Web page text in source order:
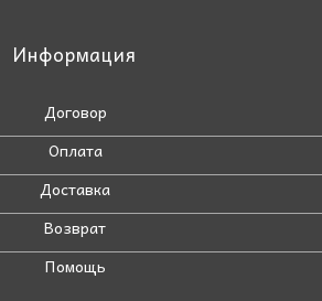
Информация
Договор
Оплата
Доставка
Возврат
Помощь